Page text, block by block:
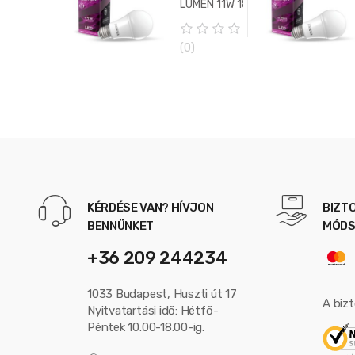
5
LUMEN 11W 180°
LED gömb
3000K
(melegfehér)
0
(0)
KÉRDÉSE VAN? HÍVJON
BENNÜNKET
+36 209 244234
1033 Budapest, Huszti út 17
Nyitvatartási idő: Hétfő-
Péntek 10.00-18.00-ig.
A